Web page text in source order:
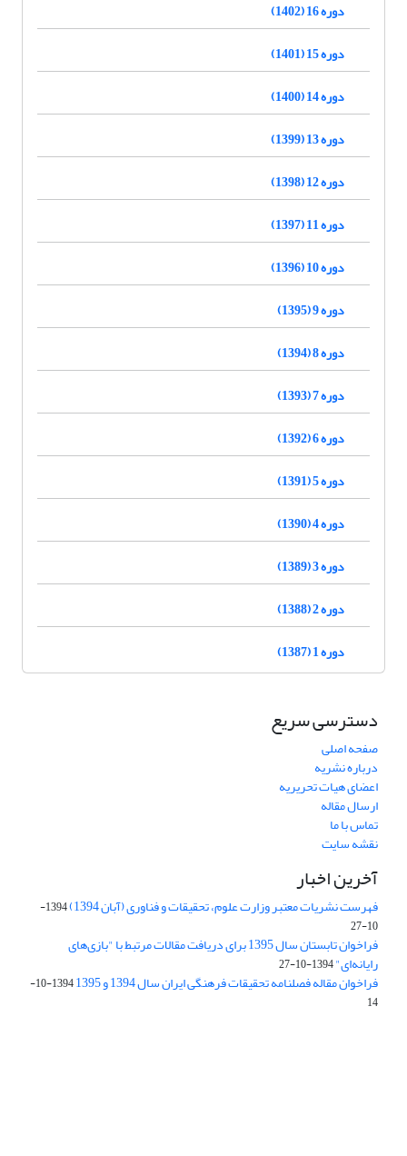
دوره 16 (1402)
دوره 15 (1401)
دوره 14 (1400)
دوره 13 (1399)
دوره 12 (1398)
دوره 11 (1397)
دوره 10 (1396)
دوره 9 (1395)
دوره 8 (1394)
دوره 7 (1393)
دوره 6 (1392)
دوره 5 (1391)
دوره 4 (1390)
دوره 3 (1389)
دوره 2 (1388)
دوره 1 (1387)
دسترسی سریع
صفحه اصلی
درباره نشریه
اعضای هیات تحریریه
ارسال مقاله
تماس با ما
نقشه سایت
آخرین اخبار
فهرست نشریات معتبر وزارت علوم، تحقیقات و فناوری (آبان 1394)
1394-
10-27
فراخوان تابستان سال 1395 برای دریافت مقالات مرتبط با "بازی‌های
رایانه‌ای"1394-10-27
فراخوان مقاله فصلنامه تحقیقات فرهنگی ایران سال 1394 و 1395
1394-10-
14